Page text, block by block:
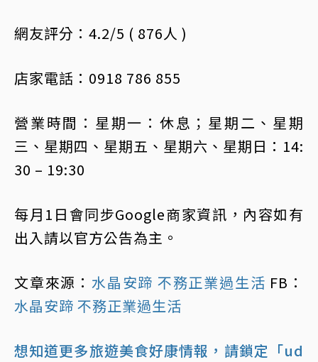
網友評分：4.2/5 ( 876人 )
店家電話：0918 786 855
營業時間：星期一：休息；星期二、星期
三、星期四、星期五、星期六、星期日：14:
30 – 19:30
每月1日會同步Google商家資訊，內容如有
出入請以官方公告為主。
文章來源： 水晶安蹄 不務正業過生活 FB：
水晶安蹄 不務正業過生活
想知道更多旅遊美食好康情報，請鎖定「ud